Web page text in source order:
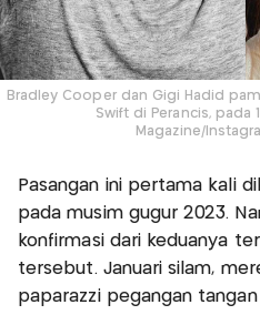
Bradley Cooper dan Gigi Hadid
Swift di Perancis, pada
Magazine/
Pasangan ini pertama kali
pada musim gugur 2023.
konfirmasi dari keduanya
tersebut. Januari silam,
paparazzi pegangan